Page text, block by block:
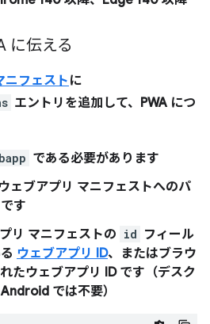
に伝える
ニフェスト に
エントリを追加して、PWA につ
である必要があります
ェブアプリ マニフェストへのパ
す
リ マニフェストの id フィール
ウェブアプリ ID、またはブラウ
たウェブアプリ ID です（デスク
では不要）